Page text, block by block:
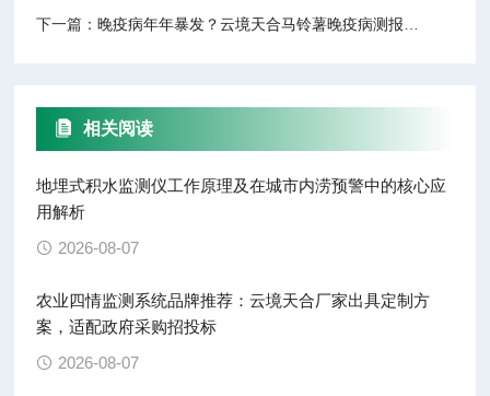
下一篇：​晚疫病年年暴发？云境天合马铃薯晚疫病测报仪告诉你“早知道“有多重要！
相关阅读
地埋式积水监测仪工作原理及在城市内涝预警中的核心应
用解析
2026-08-07
农业四情监测系统品牌推荐：云境天合厂家出具定制方
案，适配政府采购招投标
2026-08-07